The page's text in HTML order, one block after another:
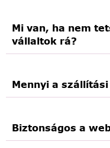
Mi van, ha nem
vállaltok rá?
Mennyi a szállítási
Biztonságos a